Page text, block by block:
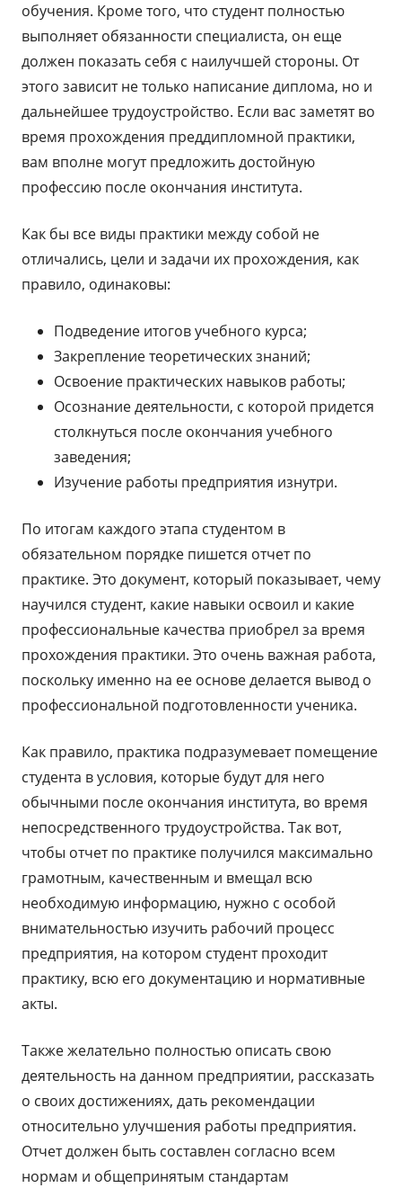
обучения. Кроме того, что студент полностью
выполняет обязанности специалиста, он еще
должен показать себя с наилучшей стороны. От
этого зависит не только написание диплома, но и
дальнейшее трудоустройство. Если вас заметят во
время прохождения преддипломной практики,
вам вполне могут предложить достойную
профессию после окончания института.
Как бы все виды практики между собой не
отличались, цели и задачи их прохождения, как
правило, одинаковы:
Подведение итогов учебного курса;
Закрепление теоретических знаний;
Освоение практических навыков работы;
Осознание деятельности, с которой придется
столкнуться после окончания учебного
заведения;
Изучение работы предприятия изнутри.
По итогам каждого этапа студентом в
обязательном порядке пишется отчет по
практике. Это документ, который показывает, чему
научился студент, какие навыки освоил и какие
профессиональные качества приобрел за время
прохождения практики. Это очень важная работа,
поскольку именно на ее основе делается вывод о
профессиональной подготовленности ученика.
Как правило, практика подразумевает помещение
студента в условия, которые будут для него
обычными после окончания института, во время
непосредственного трудоустройства. Так вот,
чтобы отчет по практике получился максимально
грамотным, качественным и вмещал всю
необходимую информацию, нужно с особой
внимательностью изучить рабочий процесс
предприятия, на котором студент проходит
практику, всю его документацию и нормативные
акты.
Также желательно полностью описать свою
деятельность на данном предприятии, рассказать
о своих достижениях, дать рекомендации
относительно улучшения работы предприятия.
Отчет должен быть составлен согласно всем
нормам и общепринятым стандартам